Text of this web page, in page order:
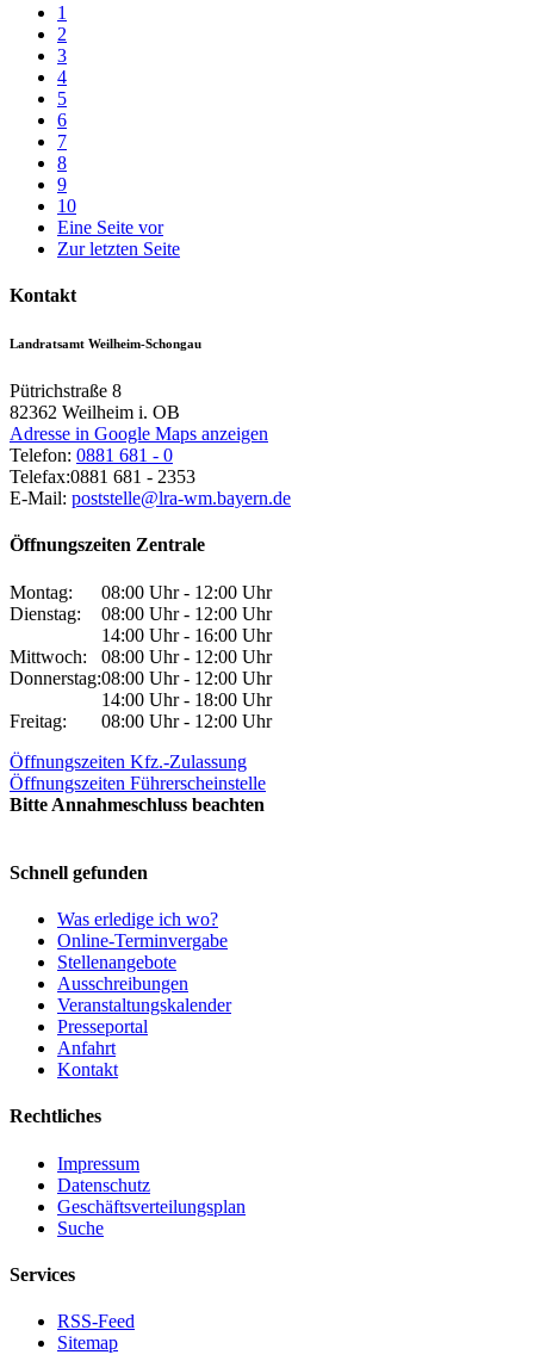
1
2
3
4
5
6
7
8
9
10
Eine Seite vor
Zur letzten Seite
Kontakt
Landratsamt Weilheim-Schongau
Pütrichstraße 8
82362 Weilheim i. OB
Adresse in Google Maps anzeigen
Telefon: 0881 681 - 0
Telefax:0881 681 - 2353
E-Mail: poststelle@lra-wm.bayern.de
Öffnungszeiten Zentrale
Montag:
08:00 Uhr - 12:00 Uhr
Dienstag:
08:00 Uhr - 12:00 Uhr
14:00 Uhr - 16:00 Uhr
Mittwoch:
08:00 Uhr - 12:00 Uhr
Donnerstag:08:00 Uhr - 12:00 Uhr
14:00 Uhr - 18:00 Uhr
Freitag:
08:00 Uhr - 12:00 Uhr
Öffnungszeiten Kfz.-Zulassung
Öffnungszeiten Führerscheinstelle
Bitte Annahmeschluss beachten
Schnell gefunden
Was erledige ich wo?
Online-Terminvergabe
Stellenangebote
Ausschreibungen
Veranstaltungskalender
Presseportal
Anfahrt
Kontakt
Rechtliches
Impressum
Datenschutz
Geschäftsverteilungsplan
Suche
Services
RSS-Feed
Sitemap